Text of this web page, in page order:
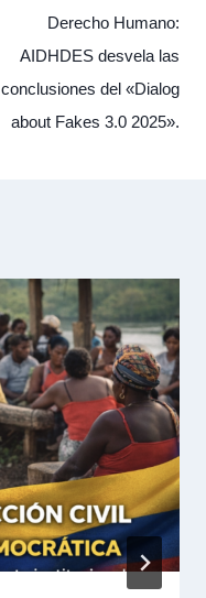
Derecho Humano:
AIDHDES desvela las
conclusiones del «Dialog
about Fakes 3.0 2025».